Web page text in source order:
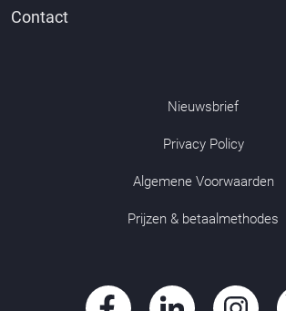
Contact
Nieuwsbrief
Privacy Policy
Algemene Voorwaarden
Prijzen & betaalmethodes